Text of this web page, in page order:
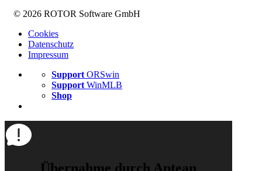
© 2026 ROTOR Software GmbH
Cookies
Datenschutz
Impressum
Support ORSwin
Support WinMLB
Shop
Übernahme durch Aptean